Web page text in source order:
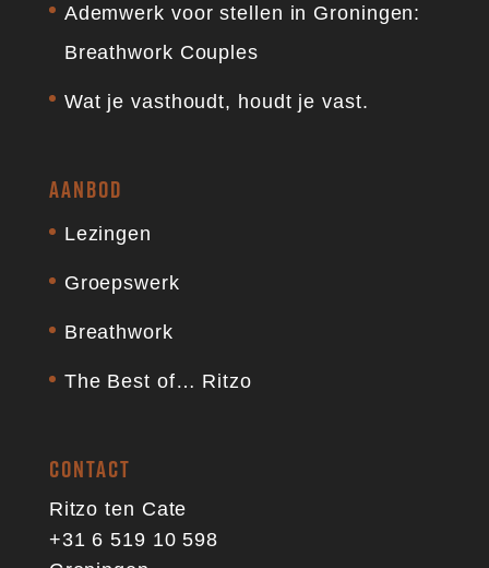
Ademwerk voor stellen in Groningen:
Breathwork Couples
Wat je vasthoudt, houdt je vast.
AANBOD
Lezingen
Groepswerk
Breathwork
The Best of… Ritzo
CONTACT
Ritzo ten Cate
+31 6 519 10 598